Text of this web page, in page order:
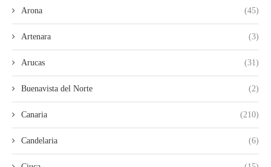
Arona (45)
Artenara (3)
Arucas (31)
Buenavista del Norte (2)
Canaria (210)
Candelaria (6)